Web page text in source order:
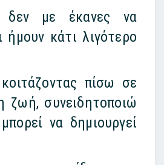
με έκανες να
ήμουν κάτι λιγότερο
πίσω σε
ζωή, συνειδητοποιώ
να δημιουργεί